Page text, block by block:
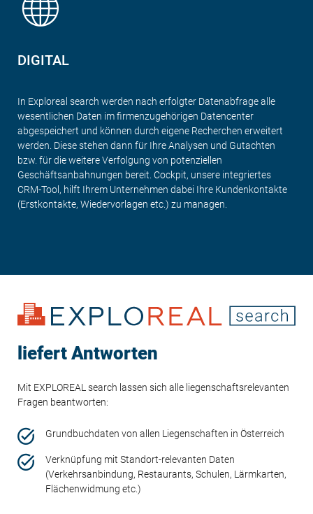
DIGITAL
In Exploreal search werden nach erfolgter Datenabfrage alle
wesentlichen Daten im firmenzugehörigen Datencenter
abgespeichert und können durch eigene Recherchen erweitert
werden. Diese stehen dann für Ihre Analysen und Gutachten
bzw. für die weitere Verfolgung von potenziellen
Geschäftsanbahnungen bereit. Cockpit, unsere integriertes
CRM-Tool, hilft Ihrem Unternehmen dabei Ihre Kundenkontakte
(Erstkontakte, Wiedervorlagen etc.) zu managen.
liefert Antworten
Mit EXPLOREAL search lassen sich alle liegenschaftsrelevanten
Fragen beantworten:
Grundbuchdaten von allen Liegenschaften in Österreich
Verknüpfung mit Standort-relevanten Daten
(Verkehrsanbindung, Restaurants, Schulen, Lärmkarten,
Flächenwidmung etc.)